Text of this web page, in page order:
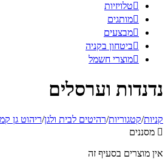
טלויזיות
מותגים
מבצעים
ביטחון בקניה
מוצרי חשמל
נדנדות וערסלים
קניות/קטגוריות/רהיטים לבית ולגן/ריהוט גן
 מסננים
אין מוצרים בסעיף זה